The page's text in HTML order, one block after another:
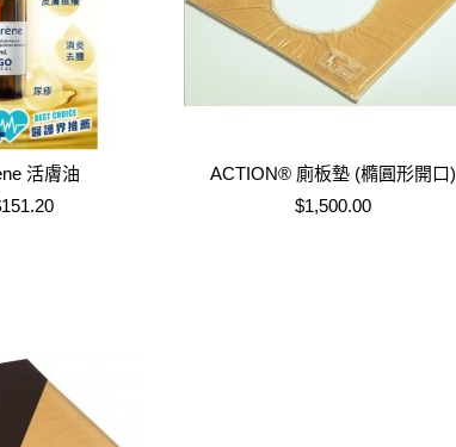
活膚油
價
ACTION® 廁板墊 (橢圓形開口)
售價
$1,500.00